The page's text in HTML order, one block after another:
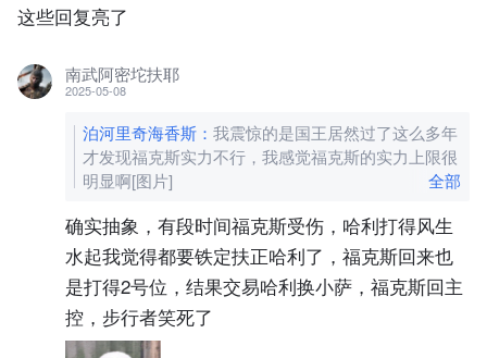
这些回复亮了
南武阿密坨扶耶
2025-05-08
泊河里奇海香斯 ： 我震惊的是国王居然过了这么多年
才发现福克斯实力不行，我感觉福克斯的实力上限很
明显啊[图片] 全部
确实抽象，有段时间福克斯受伤，哈利打得风生
水起我觉得都要铁定扶正哈利了，福克斯回来也
是打得2号位，结果交易哈利换小萨，福克斯回主
控，步行者笑死了